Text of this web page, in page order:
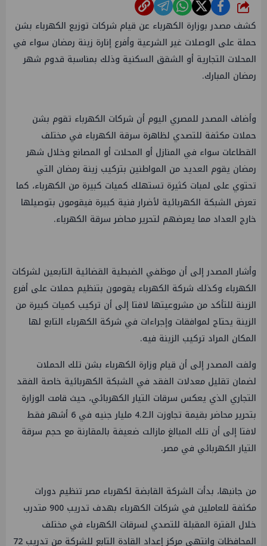
شارك
كشف مصدر بوزارة الكهرباء عن قيام شركات توزيع الكهرباء بشن
حملة على الوصلات غير الشرعية وأفرع إنارة زينة رمضان سواء في
المحلات التجارية أو الشقق السكنية وذلك بمناسبة قدوم شهر
رمضان المبارك.
وأضاف المصدر للمصري اليوم أن شركات الكهرباء تقوم بشن
حملات مكثفة للتصدي لظاهرة سرقة الكهرباء في مختلف
القطاعات سواء في المنازل أو المحلات أو المصانع وخلال شهر
رمضان يقوم العديد من المواطنين بتركيب زينة رمضان التي
تحتوي على لمبات كثيرة تستهلك كميات كبيرة من الكهرباء، كما
تعرض الشبكة الكهربائية لأضرار فنية كبيرة فيقومون بتوصيلها
خارج العداد مما يعرضهم لتحرير محاضر سرقة الكهرباء.
وأشار المصدر إلى أن موظفي الضبطية القضائية التابعين لشركات
الكهرباء وكذلك شركة الكهرباء يقومون بتنظيم حملات على أفرع
الزينة للتأكد من مشروعيتها لافتا إلى أن تركيب كميات كبيرة من
الزينة يحتاج لموافقات وإجراءات في شركة الكهرباء التابع لها
المكان المراد تركيب الزينة فيه.
ولفت المصدر إلى أن قيام وزارة الكهرباء بشن تلك الحملات
لضمان تقليل معدلات الفقد في الشبكة الكهربائية خاصة الفقد
التجاري الذي يعكس سرقات التيار الكهربائي، حيث قامت الوزارة
بتحرير محاضر بقيمة تجاوزت الـ4.2 مليار جنيه في 6 أشهر فقط
لافتا إلى أن تلك المبالغ مازالت ضعيفة بالمقارنة مع حجم سرقة
التيار الكهربائي في مصر.
من جانبها، بدأت الشركة القابضة لكهرباء مصر تنظيم دورات
مكثفة للعاملين في شركات الكهرباء بهدف تدريب 900 متدرب
خلال الفترة المقبلة للتصدي لسرقات الكهرباء في مختلف
المحافظات وانتهى مركز إعداد القادة التابع للشركة من تدريب 72